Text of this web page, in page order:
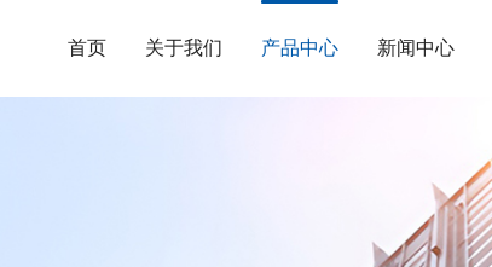
首页 关于我们 产品中心 新闻中心